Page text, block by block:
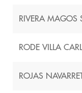
RIVERA MAGOS
RODE VILLA
ROJAS